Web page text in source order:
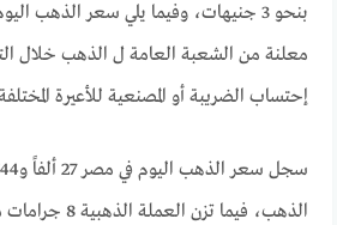
بنحو 3 جنيهات، وفيما يلي سعر الذهب
معلنة من الشعبة العامة ل الذهب خلال
إحتساب الضريبة أو المصنعية للأعيرة
الذهب، فيما تزن العملة الذهبية 8 جرامات من الذهب عيار 21.